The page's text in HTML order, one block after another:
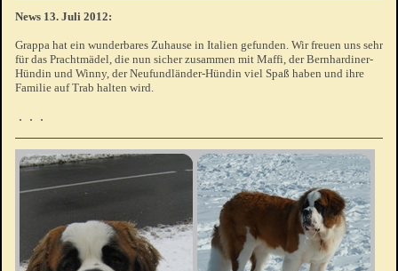
News 13. Juli 2012:
Grappa hat ein wunderbares Zuhause in Italien gefunden. Wir freuen uns sehr
für das Prachtmädel, die nun sicher zusammen mit Maffi, der Bernhardiner-
Hündin und Winny, der Neufundländer-Hündin viel Spaß haben und ihre
Familie auf Trab halten wird.